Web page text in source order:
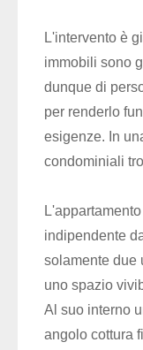
L'intervento è
immobili sono
dunque di
per renderlo
esigenze. In
condominiali
indipendente
solamente due
uno spazio
Al suo interno
angolo cottura